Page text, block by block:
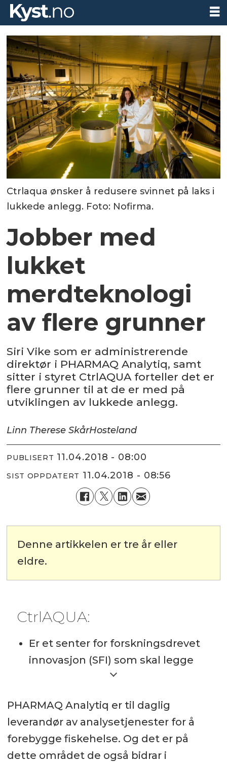
Ctrlaqua ønsker å redusere svinnet på laks i
lukkede anlegg. Foto: Nofirma.
Jobber med
lukket
merdteknologi
av flere grunner
Siri Vike som er administrerende
direktør i PHARMAQ Analytiq, samt
sitter i styret CtrlAQUA forteller det er
flere grunner til at de er med på
utviklingen av lukkede anlegg.
Linn Therese SkårHosteland
PUBLISERT 11.04.2018 - 08:00
SIST OPPDATERT 11.04.2018 - 08:56
Denne artikkelen er tre år eller
eldre.
CtrlAQUA:
Er et senter for forskningsdrevet
innovasjon (SFI) som skal legge
grunnlag for utviklingen av
oppdrettskonsepter.
PHARMAQ Analytiq er til daglig
leverandør av analysetjenester for å
forebygge fiskehelse. Og det er på
dette området de også bidrar i